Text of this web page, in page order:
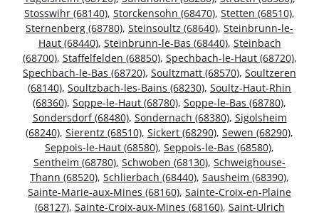
Stosswihr (68140), Storckensohn (68470), Stetten (68510),
Sternenberg (68780), Steinsoultz (68640), Steinbrunn-le-
Haut (68440), Steinbrunn-le-Bas (68440), Steinbach
(68700), Staffelfelden (68850), Spechbach-le-Haut (68720),
Spechbach-le-Bas (68720), Soultzmatt (68570), Soultzeren
(68140), Soultzbach-les-Bains (68230), Soultz-Haut-Rhin
(68360), Soppe-le-Haut (68780), Soppe-le-Bas (68780),
Sondersdorf (68480), Sondernach (68380), Sigolsheim
(68240), Sierentz (68510), Sickert (68290), Sewen (68290),
Seppois-le-Haut (68580), Seppois-le-Bas (68580),
Sentheim (68780), Schwoben (68130), Schweighouse-
Thann (68520), Schlierbach (68440), Sausheim (68390),
Sainte-Marie-aux-Mines (68160), Sainte-Croix-en-Plaine
(68127), Sainte-Croix-aux-Mines (68160), Saint-Ulrich